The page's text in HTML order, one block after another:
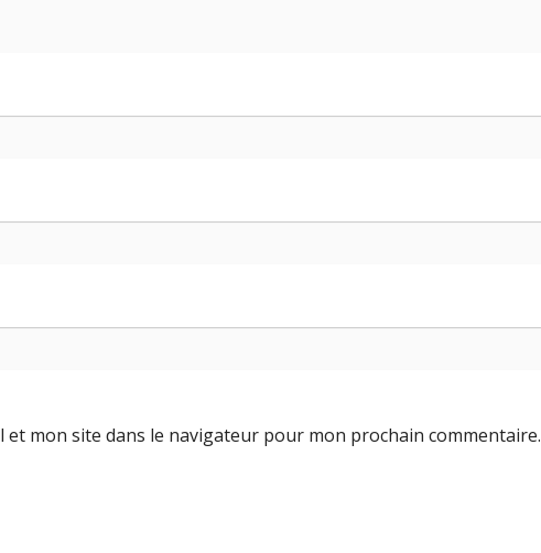
mon site dans le navigateur pour mon prochain commentaire.